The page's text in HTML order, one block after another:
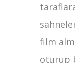
film
oturup